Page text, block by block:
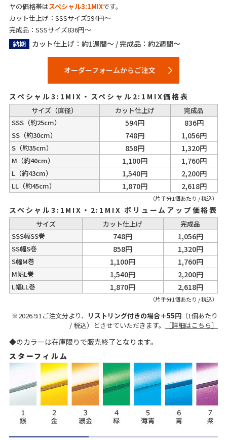
ヤの価格帯はスペシャル3:1MIXです。
カット仕上げ：SSSサイズ594円～
完成品：SSSサイズ836円～
納期
カット仕上げ：約1週間～ / 完成品：約2週間～
オーダーフォームからご注文
スペシャル3:1MIX・スペシャル2:1MIX価格表
（片手分1個あたり / 税込）
サイズ（直径） カット仕上げ
完成品
SSS（約25cm） 594円 836円
SS（約30cm） 748円 1,056円
S（約35cm） 858円 1,320円
M （約40cm） 1,100円 1,760円
L（約43cm） 1,540円 2,200円
LL（約45cm） 1,870円 2,618円
スペシャル3:1MIX・2:1MIX ボリュームアップ価格表
（片手分1個あたり / 税込）
サイズ カット仕上げ
完成品
SSS幅SS巻
748円 1,056円
SS幅S巻 858円 1,320円
S幅M巻 1,100円 1,760円
M幅L巻 1,540円 2,200円
L幅LL巻 1,870円 2,618円
※2026.9.1ご注文分より、 リストリング付きの場合＋55円 （1個あたり
/ 税込）とさせていただきます。
［詳細はこちら］
◆のカラーは在庫限りで販売終了となります。
スターフィルム